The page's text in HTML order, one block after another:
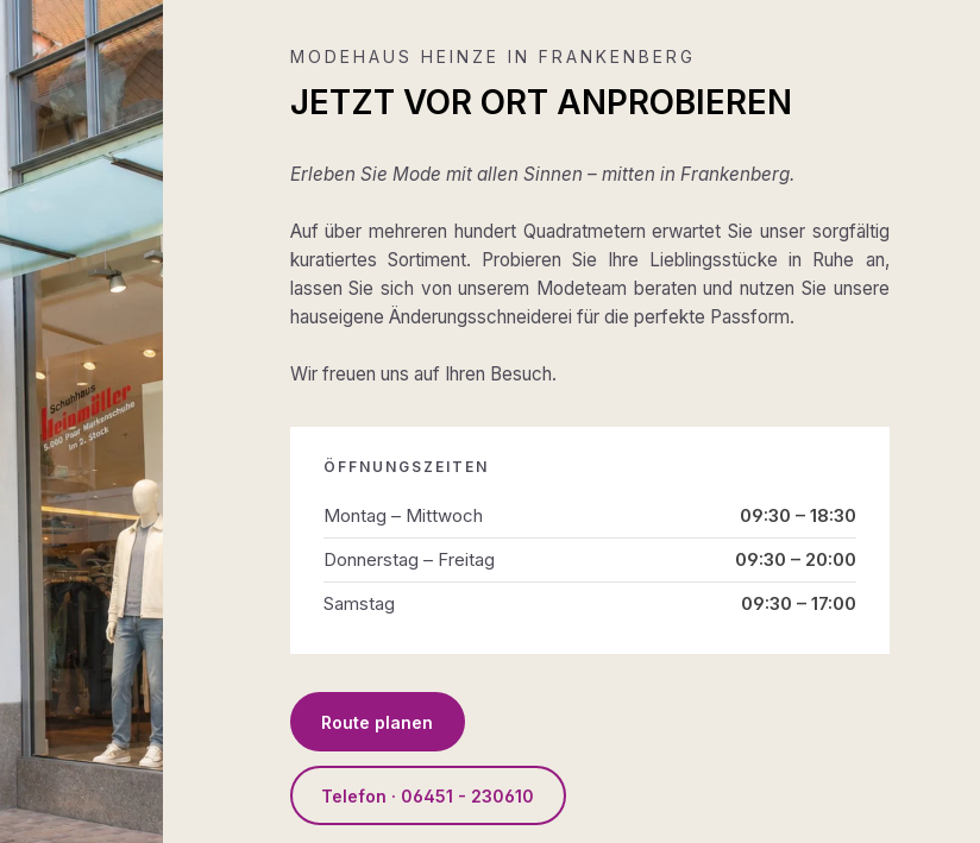
MODEHAUS HEINZE IN FRANKENBERG
JETZT VOR ORT ANPROBIEREN
Erleben Sie Mode mit allen Sinnen – mitten in Frankenberg.
Auf über mehreren hundert Quadratmetern erwartet Sie unser sorgfältig
kuratiertes Sortiment. Probieren Sie Ihre Lieblingsstücke in Ruhe an,
lassen Sie sich von unserem Modeteam beraten und nutzen Sie unsere
hauseigene Änderungsschneiderei für die perfekte Passform.
Wir freuen uns auf Ihren Besuch.
ÖFFNUNGSZEITEN
Montag – Mittwoch
09:30 – 18:30
Donnerstag – Freitag
09:30 – 20:00
Samstag
09:30 – 17:00
Route planen
Telefon · 06451 - 230610